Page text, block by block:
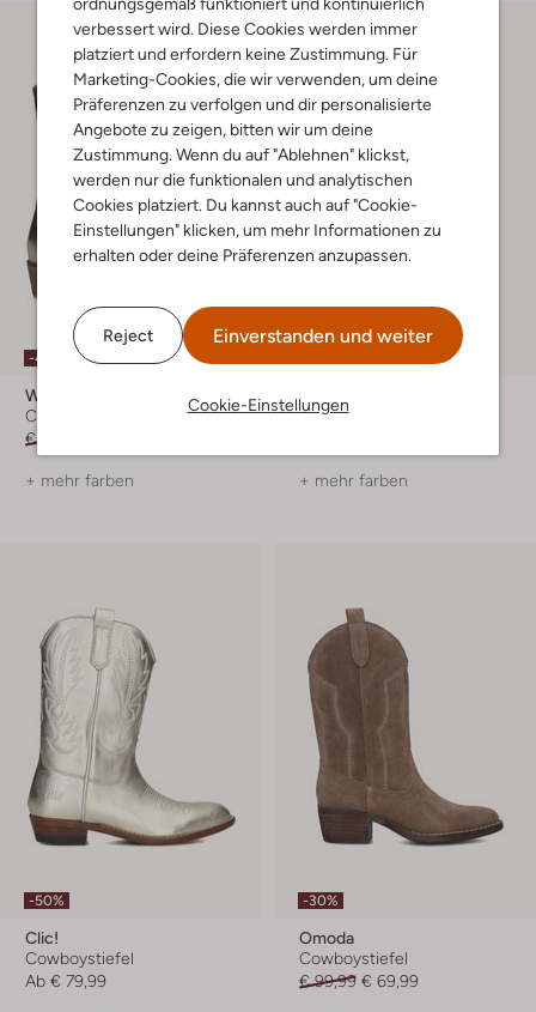
verbessert wird. Diese Cookies werden immer
platziert und erfordern keine Zustimmung. Für
Marketing-Cookies, die wir verwenden, um deine
Präferenzen zu verfolgen und dir personalisierte
Angebote zu zeigen, bitten wir um deine
Zustimmung. Wenn du auf "Ablehnen" klickst,
werden nur die funktionalen und analytischen
Cookies platziert. Du kannst auch auf "Cookie-
Einstellungen" klicken, um mehr Informationen zu
erhalten oder deine Präferenzen anzupassen.
Reject Einverstanden und weiter
Cookie-Einstellungen
-40%
Wysh
Cowboystiefel
€ 99,99
+ mehr farben
Haboob
Hohe Stiefel
+ mehr farben
-50%
Clic!
Cowboystiefel
Ab € 79,99
-30%
Omoda
Cowboystiefel
€ 99,99 € 69,99